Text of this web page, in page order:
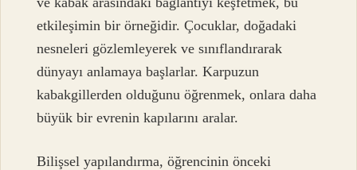
etkileşimin bir örneğidir. Çocuklar, doğadaki
nesneleri gözlemleyerek ve sınıflandırarak
dünyayı anlamaya başlarlar. Karpuzun
kabakgillerden olduğunu öğrenmek, onlara daha
büyük bir evrenin kapılarını aralar.
Bilişsel yapılandırma, öğrencinin önceki